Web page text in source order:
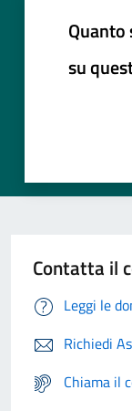
su
Contatta il
Leggi le
Richiedi
Chiama il